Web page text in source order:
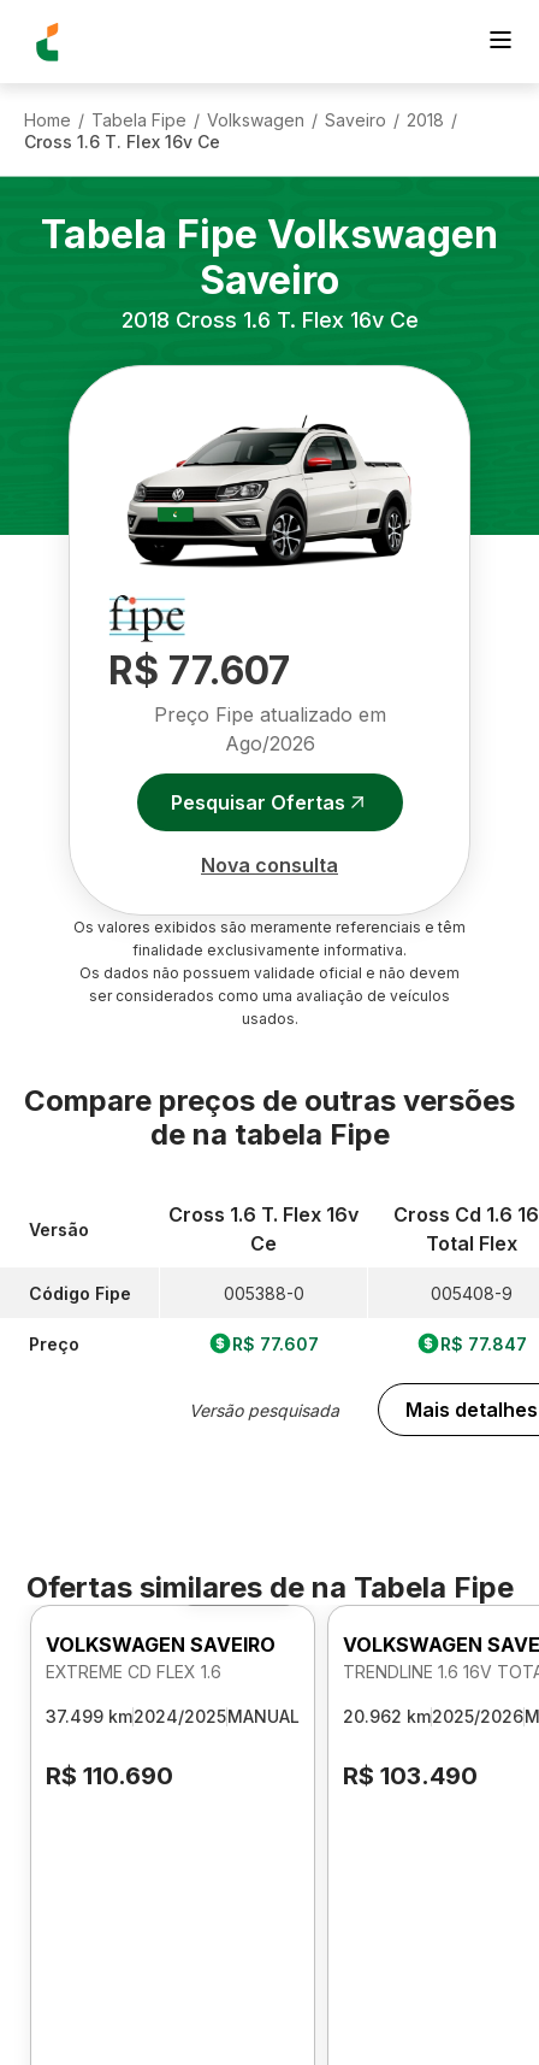
Home / Tabela Fipe / Volkswagen / Saveiro / 2018 /
Cross 1.6 T. Flex 16v Ce
Tabela Fipe Volkswagen
Saveiro
2018 Cross 1.6 T. Flex 16v Ce
R$ 77.607
Preço Fipe atualizado em
Ago/2026
Pesquisar Ofertas
Nova consulta
Os valores exibidos são meramente referenciais e têm
finalidade exclusivamente informativa.
Os dados não possuem validade oficial e não devem
ser considerados como uma avaliação de veículos
usados.
Compare preços de outras versões
de na tabela Fipe
Versão
Código Fipe
Preço
Cross 1.6 T. Flex 16v
Ce
005388-0
R$ 77.607
Versão pesquisada
Cross Cd 1.6
Total Flex
005408-9
R$ 77.847
Mais detalhes
Ofertas similares de na Tabela Fipe
Foto 360º
VOLKSWAGEN SAVEIRO
EXTREME CD FLEX 1.6
37.499 km2024/2025MANUAL
R$ 110.690
VOLKSWAGEN
TRENDLINE 1.6 16V
20.962 km2025/2026
R$ 103.490